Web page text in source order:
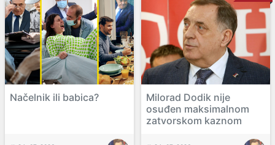
Načelnik ili babica?
Milorad Dodik nije
osuđen maksimalnom
zatvorskom kaznom